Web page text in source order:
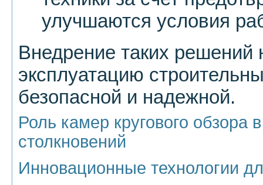
улучшаются условия
Внедрение таких решений
эксплуатацию
безопасной и надежной.
Роль камер кругового обзора
столкновений
Инновационные технологии